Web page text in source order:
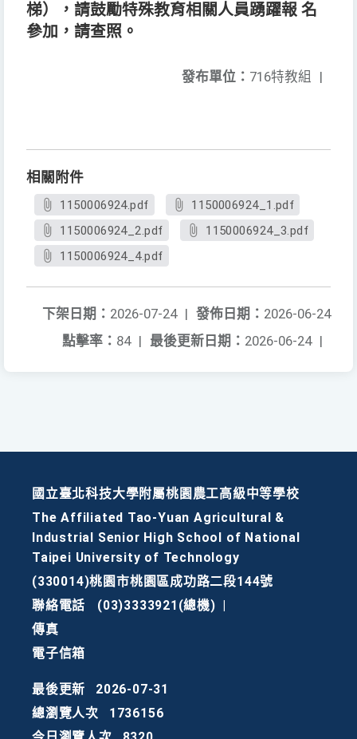
梯），請鼓勵特殊教育相關人員踴躍報 名
參加，請查照。
發布單位： 716特教組 |
相關附件
1150006924.pdf
1150006924_1.pdf
1150006924_2.pdf
1150006924_3.pdf
1150006924_4.pdf
發佈日期： 2026-06-24
下架日期： 2026-07-24 |
最後更新日期： 2026-06-24 |
點擊率： 84 |
國立臺北科技大學附屬桃園農工高級中等學校
The Affiliated Tao-Yuan Agricultural &
Industrial Senior High School of National
Taipei University of Technology
(330014)桃園市桃園區成功路二段144號
聯絡電話
(03)3333921(總機)
傳真
電子信箱
最後更新
2026-07-31
總瀏覽人次
1736156